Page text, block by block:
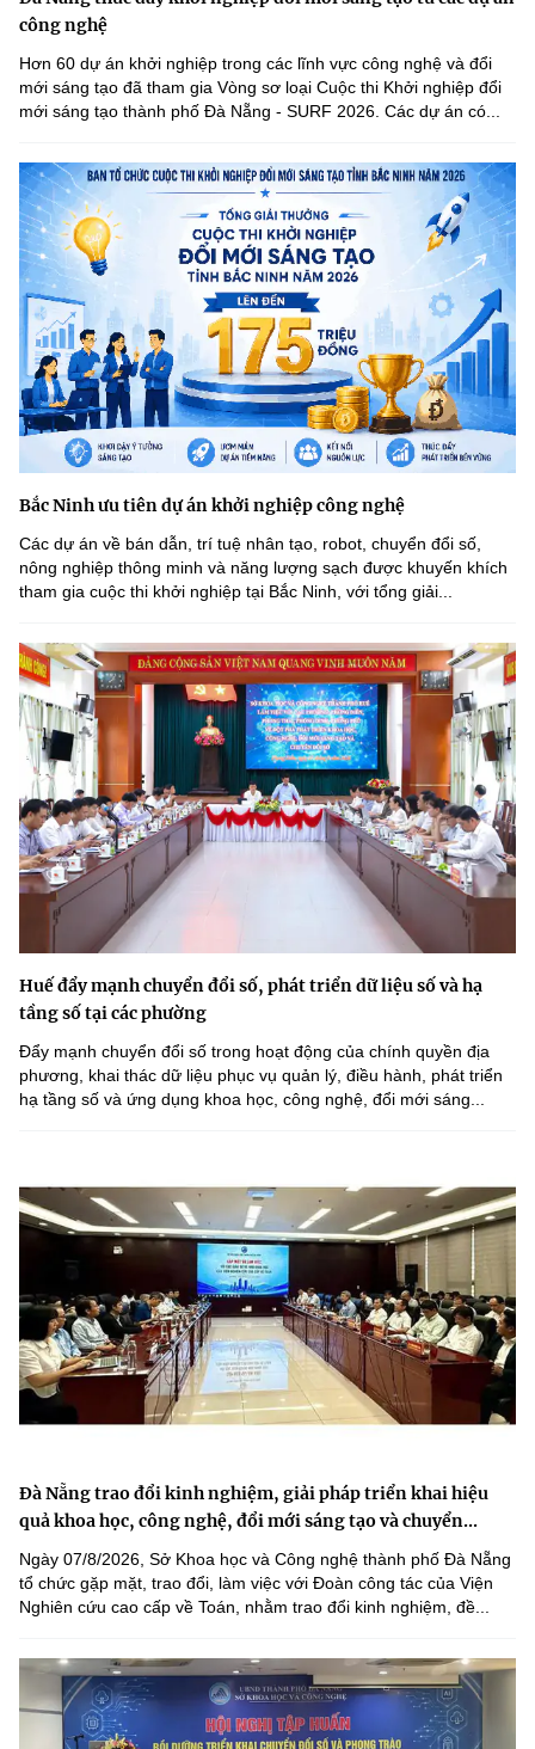
công nghệ
Hơn 60 dự án khởi nghiệp trong các lĩnh vực công nghệ và đổi
mới sáng tạo đã tham gia Vòng sơ loại Cuộc thi Khởi nghiệp đổi
mới sáng tạo thành phố Đà Nẵng - SURF 2026. Các dự án có...
Bắc Ninh ưu tiên dự án khởi nghiệp công nghệ
Các dự án về bán dẫn, trí tuệ nhân tạo, robot, chuyển đổi số,
nông nghiệp thông minh và năng lượng sạch được khuyến khích
tham gia cuộc thi khởi nghiệp tại Bắc Ninh, với tổng giải...
Huế đẩy mạnh chuyển đổi số, phát triển dữ liệu số và hạ
tầng số tại các phường
Đẩy mạnh chuyển đổi số trong hoạt động của chính quyền địa
phương, khai thác dữ liệu phục vụ quản lý, điều hành, phát triển
hạ tầng số và ứng dụng khoa học, công nghệ, đổi mới sáng...
Đà Nẵng trao đổi kinh nghiệm, giải pháp triển khai hiệu
quả khoa học, công nghệ, đổi mới sáng tạo và chuyển...
Ngày 07/8/2026, Sở Khoa học và Công nghệ thành phố Đà Nẵng
tổ chức gặp mặt, trao đổi, làm việc với Đoàn công tác của Viện
Nghiên cứu cao cấp về Toán, nhằm trao đổi kinh nghiệm, đề...